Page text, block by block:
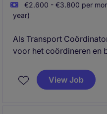
€2.600 - €3.800 per
year)
Als Transport
voor het coördineren en
Europa. Je stelt
contact met klanten,
View Job